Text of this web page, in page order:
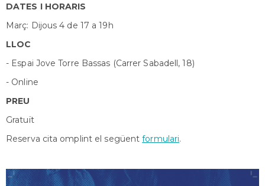
DATES I HORARIS
Març: Dijous 4 de 17 a 19h
LLOC
- Espai Jove Torre Bassas (Carrer Sabadell, 18)
- Online
PREU
Gratuït
Reserva cita omplint el següentformulari.